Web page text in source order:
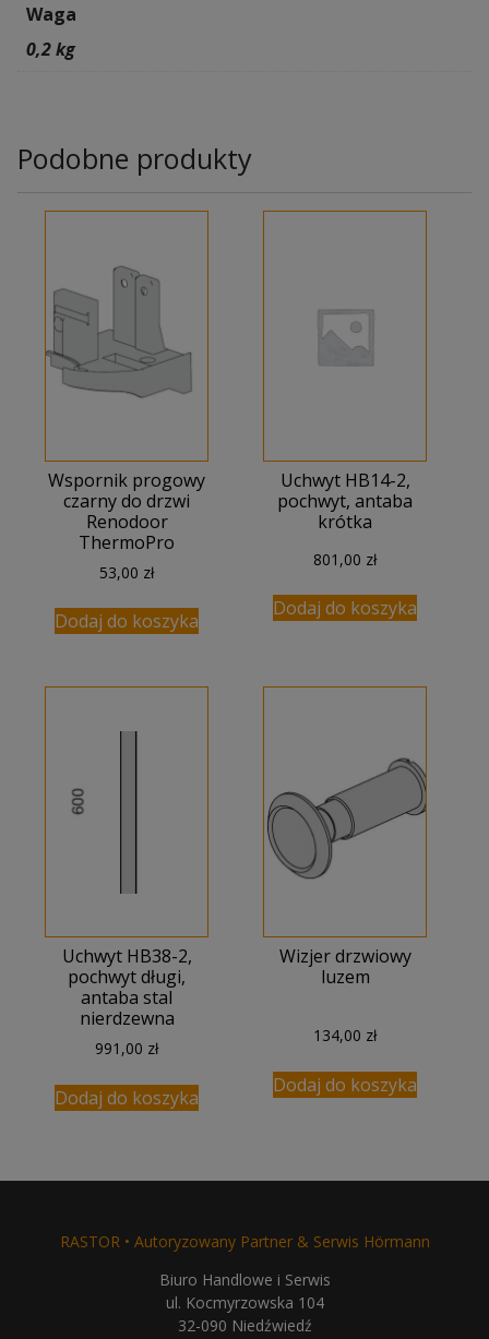
Waga
0,2 kg
Podobne produkty
Wspornik progowy
czarny do drzwi
Renodoor
ThermoPro
53,00 zł
Dodaj do koszyka
Uchwyt HB14-2,
pochwyt, antaba
krótka
801,00 zł
Dodaj do koszyka
Uchwyt HB38-2,
pochwyt długi,
antaba stal
nierdzewna
991,00 zł
Dodaj do koszyka
Wizjer drzwiowy
luzem
134,00 zł
Dodaj do koszyka
RASTOR • Autoryzowany Partner & Serwis Hörmann
Biuro Handlowe i Serwis
ul. Kocmyrzowska 104
32-090 Niedźwiedź